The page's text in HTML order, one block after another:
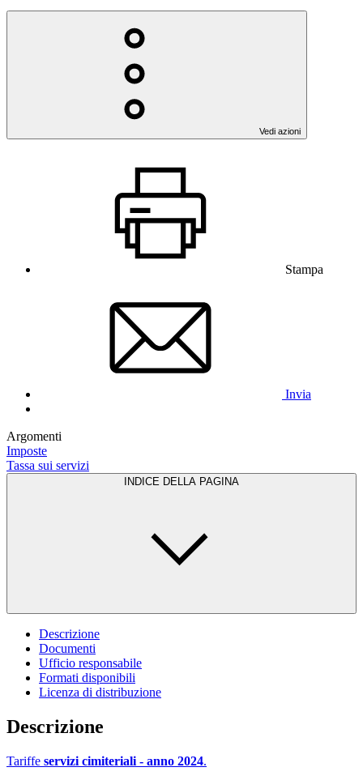
Vedi azioni
Stampa
Invia
Argomenti
Imposte
Tassa sui servizi
INDICE DELLA PAGINA
Descrizione
Documenti
Ufficio responsabile
Formati disponibili
Licenza di distribuzione
Descrizione
Tariffe servizi cimiteriali - anno 2024.